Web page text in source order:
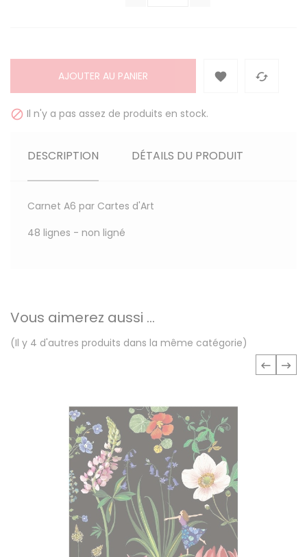
AJOUTER AU PANIER  
 Il n'y a pas assez de produits en stock.
DESCRIPTION DÉTAILS DU PRODUIT
Carnet A6 par Cartes d'Art
48 lignes - non ligné
Vous aimerez aussi ...
(Il y 4 d'autres produits dans la même catégorie)